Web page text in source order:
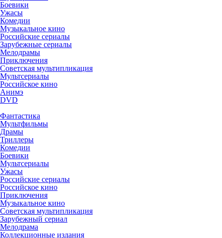
Боевики
Ужасы
Комедии
Музыкальное кино
Российские сериалы
Зарубежные сериалы
Мелодрамы
Приключения
Советская мультипликация
Мультсериалы
Российское кино
Анимэ
DVD
Фантастика
Мультфильмы
Драмы
Триллеры
Комедии
Боевики
Мультсериалы
Ужасы
Российские сериалы
Российское кино
Приключения
Музыкальное кино
Советская мультипликация
Зарубежный сериал
Мелодрама
Коллекционные издания